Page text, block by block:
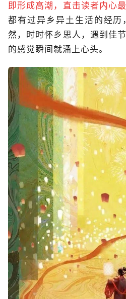
即形成高潮，直击读者内心最
都有过异乡异土生活的经
然，时时怀乡思人，遇到佳
的感觉瞬间就涌上心头。